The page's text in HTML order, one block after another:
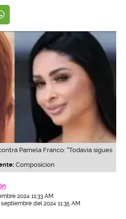
Pamela Franco: "Todavía sigues
Composicion
2024 11:33 AM
del 2024 11:35 AM